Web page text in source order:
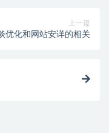
上一篇
优化和网站安详的相关